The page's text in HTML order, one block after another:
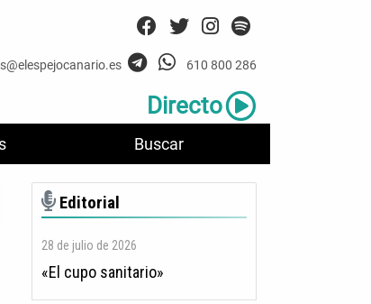
Buscar
610 800 286
Directo
Editorial
28 de julio de 2026
«El cupo sanitario»